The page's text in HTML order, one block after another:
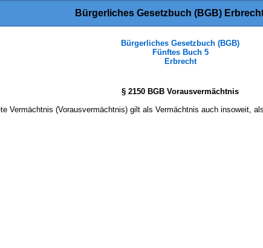
Bürgerliches Gesetzbuch (BGB)
Bürgerliches Gesetzbuch (BGB)
Fünftes Buch 5
Erbrecht
§ 2150 BGB Vorausvermächtnis
Vermächtnis (Vorausvermächtnis) gilt als Vermächtnis auch insoweit,